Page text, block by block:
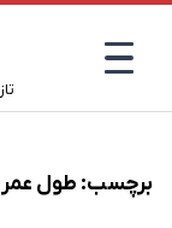
برچسب: طول